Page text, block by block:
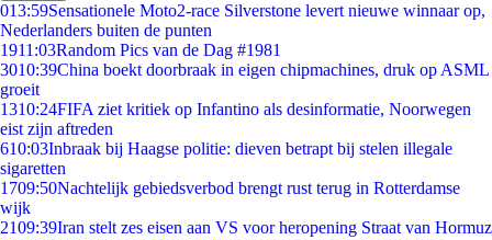
013:59Sensationele Moto2-race Silverstone levert nieuwe winnaar op,
Nederlanders buiten de punten
1911:03Random Pics van de Dag #1981
3010:39China boekt doorbraak in eigen chipmachines, druk op ASML
groeit
1310:24FIFA ziet kritiek op Infantino als desinformatie, Noorwegen
eist zijn aftreden
610:03Inbraak bij Haagse politie: dieven betrapt bij stelen illegale
sigaretten
1709:50Nachtelijk gebiedsverbod brengt rust terug in Rotterdamse
wijk
2109:39Iran stelt zes eisen aan VS voor heropening Straat van Hormuz